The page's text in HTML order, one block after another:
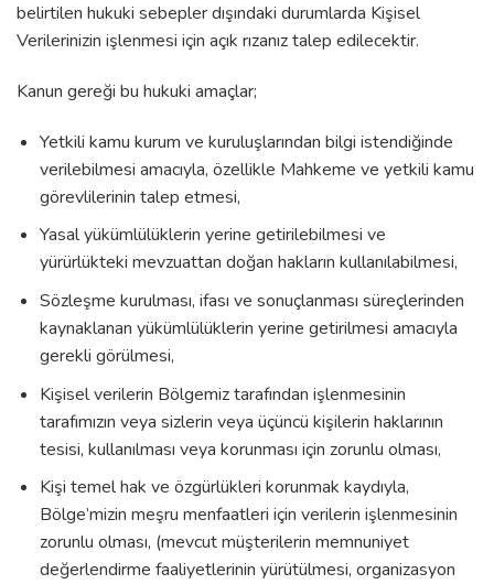
belirtilen hukuki sebepler dışındaki durumlarda Kişisel
Verilerinizin işlenmesi için açık rızanız talep edilecektir.
Kanun gereği bu hukuki amaçlar;
Yetkili kamu kurum ve kuruluşlarından bilgi istendiğinde
verilebilmesi amacıyla, özellikle Mahkeme ve yetkili kamu
görevlilerinin talep etmesi,
Yasal yükümlülüklerin yerine getirilebilmesi ve
yürürlükteki mevzuattan doğan hakların kullanılabilmesi,
Sözleşme kurulması, ifası ve sonuçlanması süreçlerinden
kaynaklanan yükümlülüklerin yerine getirilmesi amacıyla
gerekli görülmesi,
Kişisel verilerin Bölgemiz tarafından işlenmesinin
tarafımızın veya sizlerin veya üçüncü kişilerin haklarının
tesisi, kullanılması veya korunması için zorunlu olması,
Kişi temel hak ve özgürlükleri korunmak kaydıyla,
Bölge’mizin meşru menfaatleri için verilerin işlenmesinin
zorunlu olması, (mevcut müşterilerin memnuniyet
değerlendirme faaliyetlerinin yürütülmesi, organizasyon